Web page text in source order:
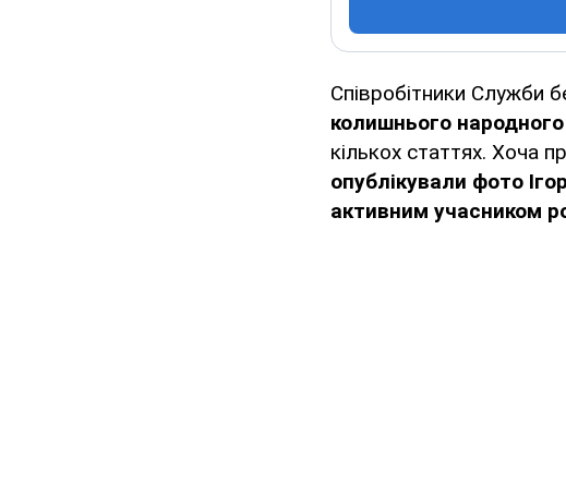
Співробітники Служби
колишнього народного
кількох статтях. Хоча
опублікували фото
активним учасником